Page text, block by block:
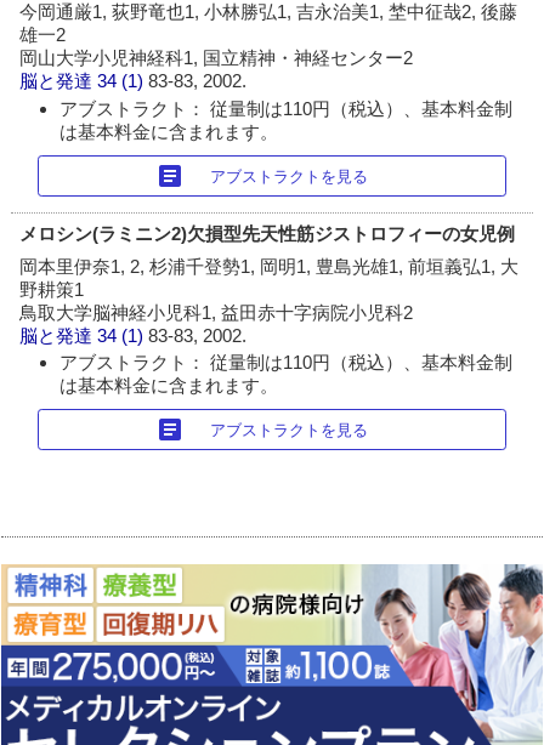
今岡通厳1, 荻野竜也1, 小林勝弘1, 吉永治美1, 埜中征哉2, 後藤
雄一2
岡山大学小児神経科1, 国立精神・神経センター2
脳と発達 34 (1)83-83, 2002.
アブストラクト： 従量制は110円（税込）、基本料金制
は基本料金に含まれます。
article アブストラクトを見る
メロシン(ラミニン2)欠損型先天性筋ジストロフィーの女児例
岡本里伊奈1, 2, 杉浦千登勢1, 岡明1, 豊島光雄1, 前垣義弘1, 大
野耕策1
鳥取大学脳神経小児科1, 益田赤十字病院小児科2
脳と発達 34 (1)83-83, 2002.
アブストラクト： 従量制は110円（税込）、基本料金制
は基本料金に含まれます。
article アブストラクトを見る